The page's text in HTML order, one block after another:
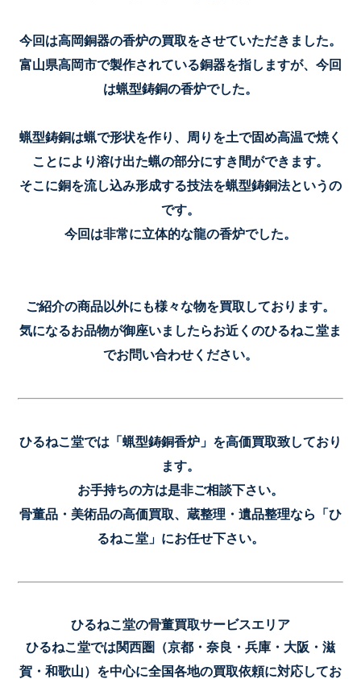
今回は高岡銅器の香炉の買取をさせていただきました。
富山県高岡市で製作されている銅器を指しますが、今回
は蝋型鋳銅の香炉でした。
蝋型鋳銅は蝋で形状を作り、周りを土で固め高温で焼く
ことにより溶け出た蝋の部分にすき間ができます。
そこに銅を流し込み形成する技法を蝋型鋳銅法というの
です。
今回は非常に立体的な龍の香炉でした。
ご紹介の商品以外にも様々な物を買取しております。
気になるお品物が御座いましたらお近くのひるねこ堂ま
でお問い合わせください。
ひるねこ堂では「 蝋型鋳銅香炉 」を高価買取致しており
ます。
お手持ちの方は是非ご相談下さい。
骨董品・美術品の高価買取、蔵整理・遺品整理なら「ひ
るねこ堂」にお任せ下さい。
ひるねこ堂の骨董買取サービスエリア
ひるねこ堂では関西圏（京都・奈良・兵庫・大阪・滋
賀・和歌山）を中心に全国各地の買取依頼に対応してお